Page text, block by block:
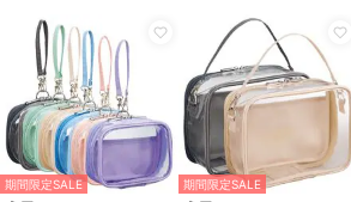
期間限定SALE 期間限定SALE